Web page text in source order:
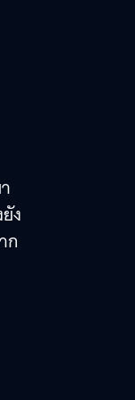
ง
ก